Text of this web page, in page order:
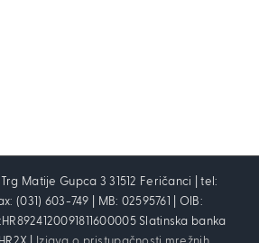
Matije Gupca 3 31512 Feričanci | tel:
(031) 603-749 | MB: 02595761 | OIB:
Slatinska banka